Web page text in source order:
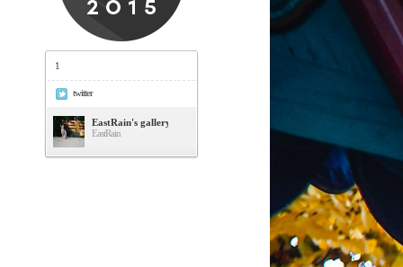
1
twitter
EastRain's gallery
EastRain